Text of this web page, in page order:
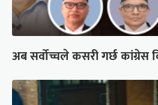
अब सर्वोच्चले कसरी गर्छ कांग्रेस